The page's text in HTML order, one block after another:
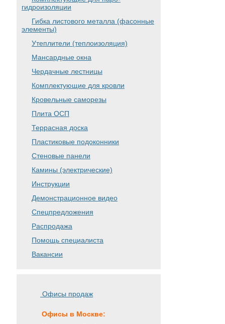
гидроизоляции
Гибка листового металла (фасонные
элементы)
Утеплители (теплоизоляция)
Мансардные окна
Чердачные лестницы
Комплектующие для кровли
Кровельные саморезы
Плита ОСП
Террасная доска
Пластиковые подоконники
Стеновые панели
Камины (электрические)
Инструкции
Демонстрационное видео
Спецпредложения
Распродажа
Помощь специалиста
Вакансии
Офисы продаж
Офисы в Москве: